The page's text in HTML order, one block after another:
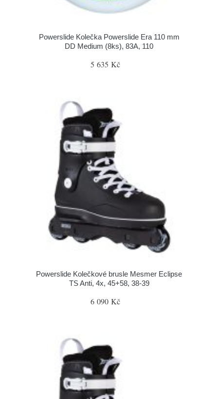
Powerslide Kolečka Powerslide Era 110 mm
DD Medium (8ks), 83A, 110
5 635 Kč
Powerslide Kolečkové brusle Mesmer Eclipse
TS Anti, 4x, 45+58, 38-39
6 090 Kč